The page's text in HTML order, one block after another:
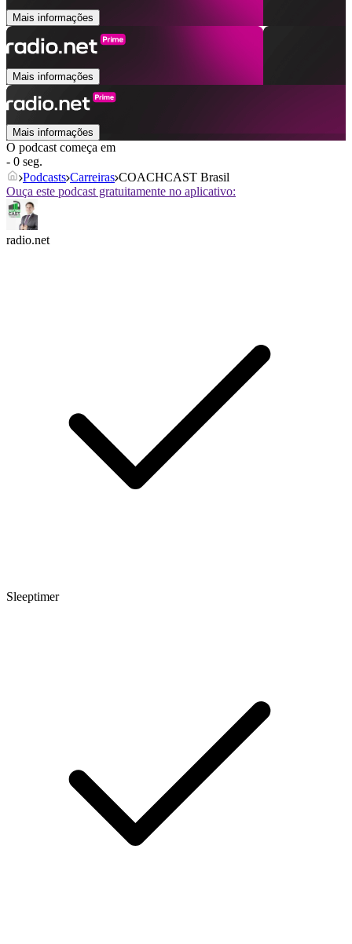
Mais informações
Mais informações
Mais informações
O podcast começa em
- 0 seg.
Podcasts Carreiras COACHCAST Brasil
Ouça este podcast gratuitamente no aplicativo:
radio.net
Sleeptimer